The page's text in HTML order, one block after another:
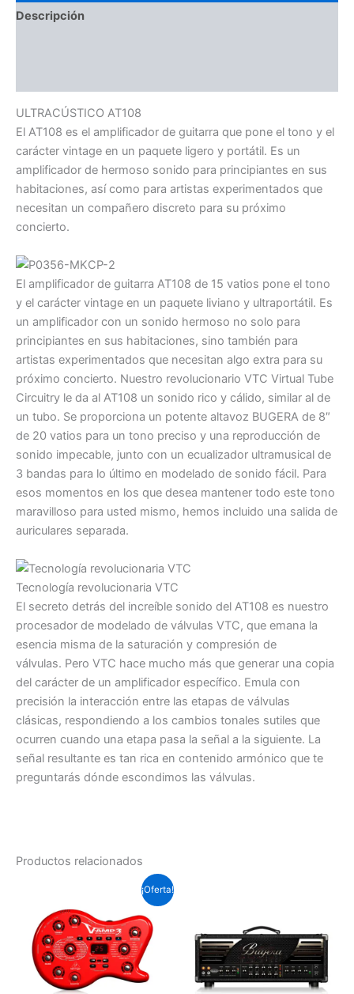
Descripción
ULTRACÚSTICO AT108
El AT108 es el amplificador de guitarra que pone el tono y el
carácter vintage en un paquete ligero y portátil. Es un
amplificador de hermoso sonido para principiantes en sus
habitaciones, así como para artistas experimentados que
necesitan un compañero discreto para su próximo
concierto.
El amplificador de guitarra AT108 de 15 vatios pone el tono
y el carácter vintage en un paquete liviano y ultraportátil. Es
un amplificador con un sonido hermoso no solo para
principiantes en sus habitaciones, sino también para
artistas experimentados que necesitan algo extra para su
próximo concierto. Nuestro revolucionario VTC Virtual Tube
Circuitry le da al AT108 un sonido rico y cálido, similar al de
un tubo. Se proporciona un potente altavoz BUGERA de 8″
de 20 vatios para un tono preciso y una reproducción de
sonido impecable, junto con un ecualizador ultramusical de
3 bandas para lo último en modelado de sonido fácil. Para
esos momentos en los que desea mantener todo este tono
maravilloso para usted mismo, hemos incluido una salida de
auriculares separada.
Tecnología revolucionaria VTC
El secreto detrás del increíble sonido del AT108 es nuestro
procesador de modelado de válvulas VTC, que emana la
esencia misma de la saturación y compresión de
válvulas. Pero VTC hace mucho más que generar una copia
del carácter de un amplificador específico. Emula con
precisión la interacción entre las etapas de válvulas
clásicas, respondiendo a los cambios tonales sutiles que
ocurren cuando una etapa pasa la señal a la siguiente. La
señal resultante es tan rica en contenido armónico que te
preguntarás dónde escondimos las válvulas.
Productos relacionados
¡Oferta!
original
era:
Soles
S/.379.5.
El
precio
S/.338.1.